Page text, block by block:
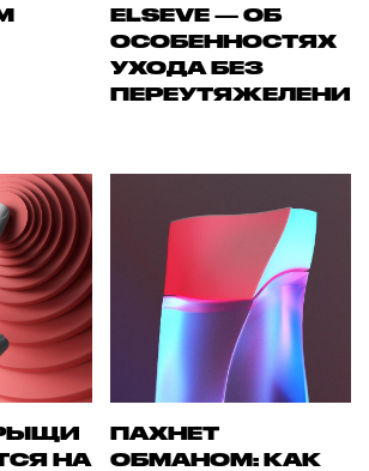
ELSEVE — ОБ
ОСОБЕННОСТЯХ
УХОДА БЕЗ
ПЕРЕУТЯЖЕЛЕНИЯ
НА
ПАХНЕТ
ОБМАНОМ: КАК